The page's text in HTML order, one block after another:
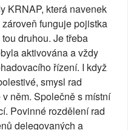
KRNAP, která navenek
funguje pojistka
druhou. Je třeba
aktivována a vždy
řízení. I když
smysl rad
něm. Společně s místní
Povinné rozdělení rad
delegovaných a